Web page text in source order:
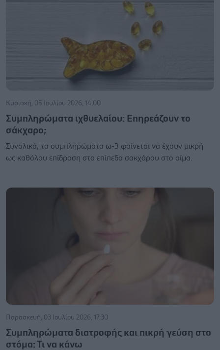
Κυριακή, 05 Ιουλίου 2026, 14:00
Συμπληρώματα ιχθυελαίου: Επηρεάζουν το
σάκχαρο;
Συνολικά, τα συμπληρώματα ω-3 φαίνεται να έχουν μικρή
ως καθόλου επίδραση στα επίπεδα σακχάρου στο αίμα.
Παρασκευή, 03 Ιουλίου 2026, 17:30
Συμπληρώματα διατροφής και πικρή γεύση στο
στόμα: Τι να κάνω